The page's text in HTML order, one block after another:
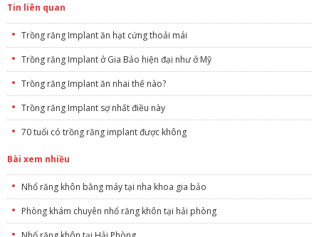
Tin liên quan
Trồng răng Implant ăn hạt cứng thoải mái
Trồng răng Implant ở Gia Bảo hiện đại như ở Mỹ
Trồng răng Implant ăn nhai thế nào?
Trồng răng Implant sợ nhất điều này
70 tuổi có trồng răng implant được không
Bài xem nhiều
Nhổ răng khôn bằng máy tại nha khoa gia bảo
Phòng khám chuyên nhổ răng khôn tại hải phòng